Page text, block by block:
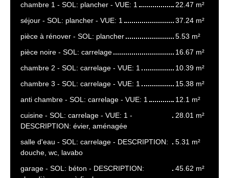
chambre 1 - SOL: plancher - VUE: 1
22.47 m²
séjour - SOL: plancher - VUE: 1
37.24 m²
pièce à rénover - SOL: plancher
5.53 m²
pièce noire - SOL: carrelage
16.67 m²
chambre 2 - SOL: carrelage - VUE: 1
10.39 m²
chambre 3 - SOL: carrelage - VUE: 1
15.38 m²
anti chambre - SOL: carrelage - VUE: 1
12.1 m²
cuisine - SOL: carrelage - VUE: 1 -
DESCRIPTION: évier, aménagée
28.01 m²
salle d'eau - SOL: carrelage - DESCRIPTION:
douche, wc, lavabo
5.31 m²
garage - SOL: béton - DESCRIPTION:
45.62 m²